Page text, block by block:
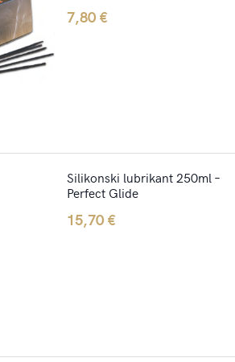
7,80€
Silikonski lubrikant 250ml –
Perfect Glide
15,70€